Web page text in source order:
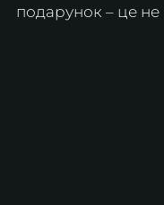
подарунок – це не